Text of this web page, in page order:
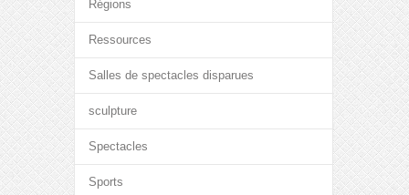
Régions
Ressources
Salles de spectacles disparues
sculpture
Spectacles
Sports